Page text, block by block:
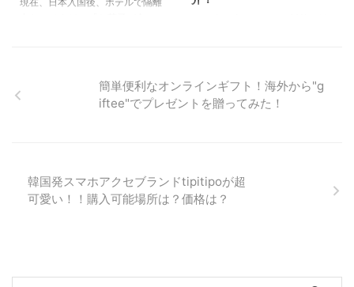
く、ちゃんとした韓国語を扱う専
ました。 小学校から大学、会社
べ物を買いこもうと思っていたの
に、なぜか忘れてしまい、持ち込
みの食べ物がほぼ無い状態で隔離
ので、利用して、 お菓子とコー
ヒーをゲットできました！！
「PickGo」というサービスにつ
好きの方々は、韓国に行きたくて
うずうずしている人も多いのでは
ないでしょうか。 今回は、コロ
に、韓国旅行が出来るように、こ
の記事が参考になれば嬉しいで
す。 現在、韓国に入国可能なの
簡単便利なオンラインギフト！海外から"g
iftee"でプレゼントを贈ってみた！
韓国発スマホアクセブランドtipitipoが超
可愛い！！購入可能場所は？価格は？